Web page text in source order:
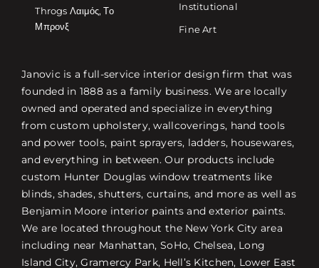
Throgs Λαιμός, Το
Μπρονξ
Institutional
Fine Art
Janovic is a full-service interior design firm that was
founded in 1888 as a family business. We are locally
owned and operated and specialize in everything
from custom upholstery, wallcoverings, hand tools
and power tools, paint sprayers, ladders, housewares,
and everything in between. Our products include
custom Hunter Douglas window treatments like
blinds, shades, shutters, curtains, and more as well as
Benjamin Moore interior paints and exterior paints.
We are located throughout the New York City area
including near Manhattan, SoHo, Chelsea, Long
Island City, Gramercy Park, Hell’s Kitchen, Lower East